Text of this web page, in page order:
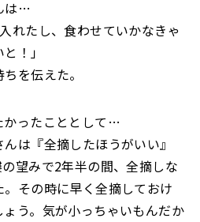
は…
れたし、食わせていかなきゃ
！」
を伝えた。
かったこととして…
んは『全摘したほうがいい』
望みで2年半の間、全摘しな
その時に早く全摘しておけ
う。気が小っちゃいもんだか